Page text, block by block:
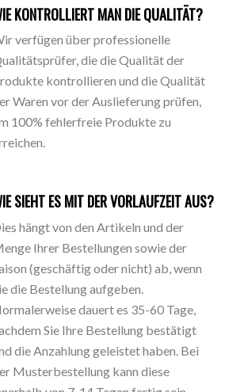
KONTROLLIERT MAN DIE QUALITÄT?
verfügen über professionelle
die die Qualität der
kontrollieren und die Qualität
Waren vor der Auslieferung prüfen,
100% fehlerfreie Produkte zu
SIEHT ES MIT DER VORLAUFZEIT AUS?
hängt von den Artikeln und der
Ihrer Bestellungen sowie der
(geschäftig oder nicht) ab, wenn
die Bestellung aufgeben.
dauert es 35-60 Tage,
Sie Ihre Bestellung bestätigt
die Anzahlung geleistet haben. Bei
Musterbestellung kann diese